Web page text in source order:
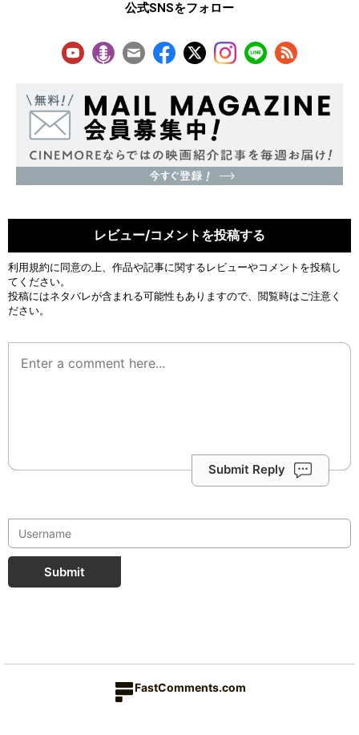
公式SNSをフォロー
レビュー/コメントを投稿する
利用規約に同意の上、作品や記事に関するレビューやコメントを投稿し
てください。
投稿にはネタバレが含まれる可能性もありますので、閲覧時はご注意く
ださい。
Submit Reply
Submit
FastComments.com